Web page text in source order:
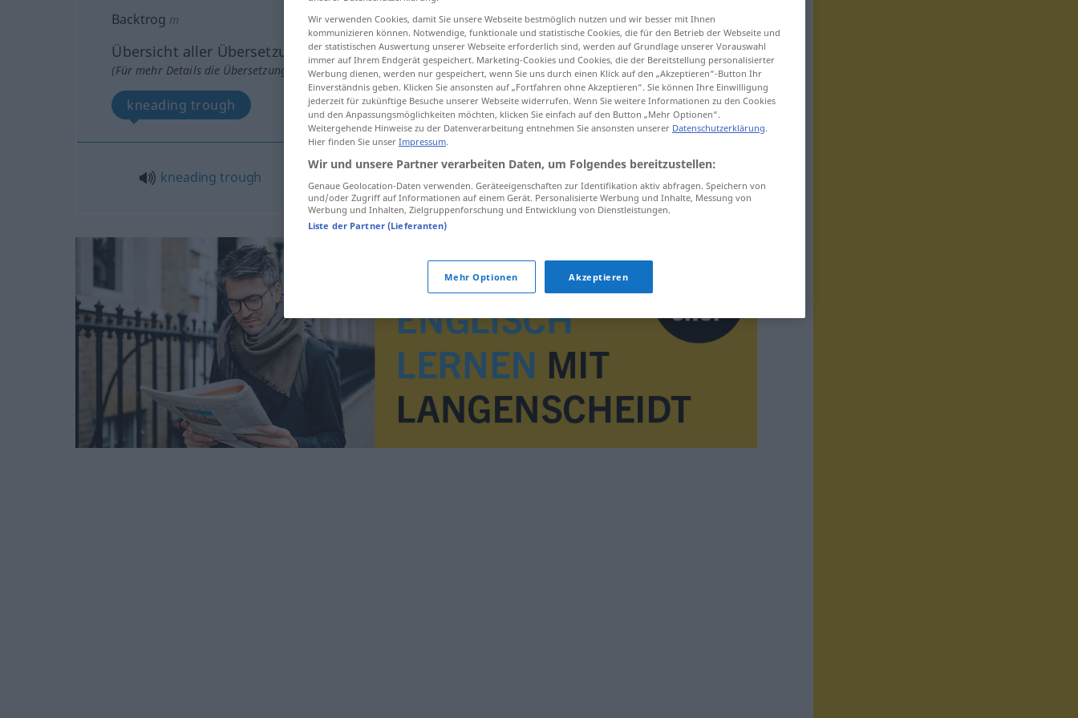
Backtrog m
Übersicht aller Übersetzungen
(Für mehr Details die Übersetzung anklicken/antippen)
kneading trough
kneading trough
Wir verwenden Cookies, damit Sie unsere Webseite bestmöglich nutzen und wir besser mit Ihnen
kommunizieren können. Notwendige, funktionale und statistische Cookies, die für den Betrieb der Webseite und
der statistischen Auswertung unserer Webseite erforderlich sind, werden auf Grundlage unserer Vorauswahl
immer auf Ihrem Endgerät gespeichert. Marketing-Cookies und Cookies, die der Bereitstellung personalisierter
Werbung dienen, werden nur gespeichert, wenn Sie uns durch einen Klick auf den „Akzeptieren“-Button Ihr
Einverständnis geben. Klicken Sie ansonsten auf „Fortfahren ohne Akzeptieren“. Sie können Ihre Einwilligung
jederzeit für zukünftige Besuche unserer Webseite widerrufen. Wenn Sie weitere Informationen zu den Cookies
und den Anpassungsmöglichkeiten möchten, klicken Sie einfach auf den Button „Mehr Optionen“.
Weitergehende Hinweise zu der Datenverarbeitung entnehmen Sie ansonsten unserer Datenschutzerklärung.
Hier finden Sie unser Impressum.
Wir und unsere Partner verarbeiten Daten, um Folgendes bereitzustellen:
Genaue Geolocation-Daten verwenden. Geräteeigenschaften zur Identifikation aktiv abfragen. Speichern von
und/oder Zugriff auf Informationen auf einem Gerät. Personalisierte Werbung und Inhalte, Messung von
Werbung und Inhalten, Zielgruppenforschung und Entwicklung von Dienstleistungen.
Liste der Partner (Lieferanten)
Mehr Optionen Akzeptieren